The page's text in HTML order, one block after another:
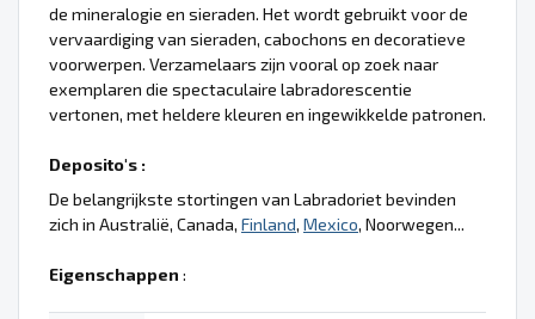
de mineralogie en sieraden. Het wordt gebruikt voor de
vervaardiging van sieraden, cabochons en decoratieve
voorwerpen. Verzamelaars zijn vooral op zoek naar
exemplaren die spectaculaire labradorescentie
vertonen, met heldere kleuren en ingewikkelde patronen.
Deposito's :
De belangrijkste stortingen van Labradoriet bevinden
zich in Australië, Canada, Finland, Mexico, Noorwegen...
Eigenschappen :